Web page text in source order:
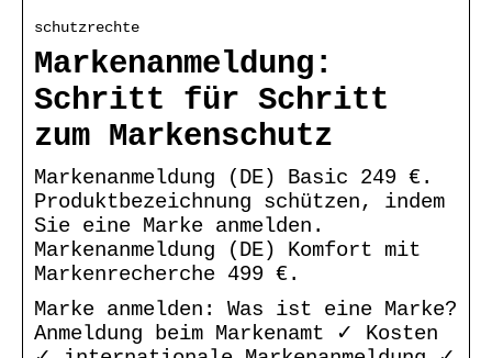
schutzrechte
Markenanmeldung:
Schritt für Schritt
zum Markenschutz
Markenanmeldung (DE) Basic 249 €.
Produktbezeichnung schützen, indem
Sie eine Marke anmelden.
Markenanmeldung (DE) Komfort mit
Markenrecherche 499 €.
Marke anmelden: Was ist eine Marke?
Anmeldung beim Markenamt ✓ Kosten